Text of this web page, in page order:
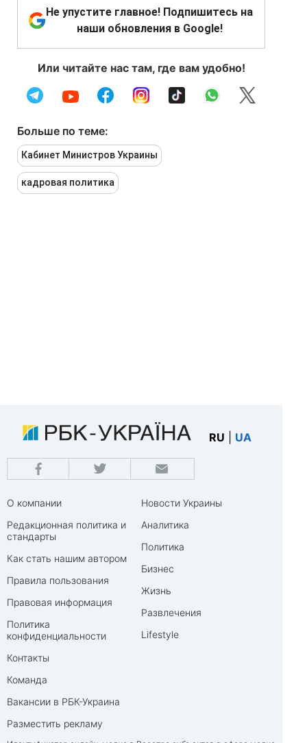
Не упустите главное! Подпишитесь на
наши обновления в Google!
Или читайте нас там, где вам удобно!
Больше по теме:
Кабинет Министров Украины
кадровая политика
RU UA
О компании
Редакционная политика и
стандарты
Как стать нашим автором
Правила пользования
Правовая информация
Политика
конфиденциальности
Контакты
Команда
Вакансии в РБК-Украина
Разместить рекламу
Новости Украины
Аналитика
Политика
Бизнес
Жизнь
Развлечения
Lifestyle